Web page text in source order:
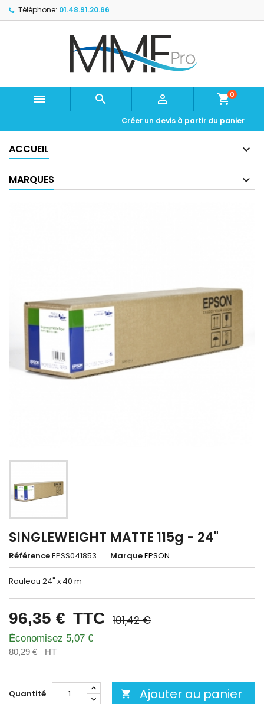
Téléphone: 01.48.91.20.66
   shopping_cart0
Créer un devis à partir du panier
ACCUEIL
MARQUES
SINGLEWEIGHT MATTE 115g - 24"
RéférenceEPSS041853 MarqueEPSON
Rouleau 24" x 40 m
96,35 € TTC 101,42 €
Économisez 5,07 €
80,29 € HT
Quantité  Ajouter au panier